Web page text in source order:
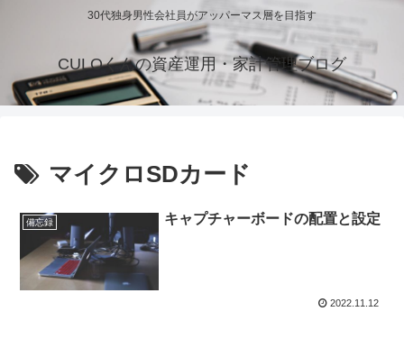
30代独身男性会社員がアッパーマス層を目指す
CULOくんの資産運用・家計管理ブログ
マイクロSDカード
備忘録 キャプチャーボードの配置と設定
2022.11.12